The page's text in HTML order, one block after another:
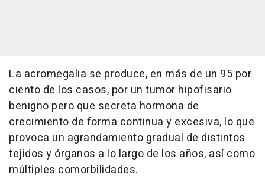
La acromegalia se produce, en más de un 95 por
ciento de los casos, por un tumor hipofisario
benigno pero que secreta hormona de
crecimiento de forma continua y excesiva, lo que
provoca un agrandamiento gradual de distintos
tejidos y órganos a lo largo de los años, así como
múltiples comorbilidades.